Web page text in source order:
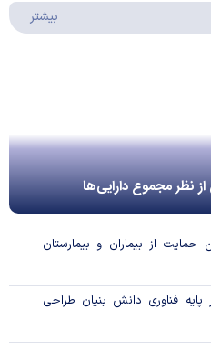
بیشتر
نظر مجموع دارایی‌ها
حمایت از بیماران و بیمارستان
فناوری دانش بنیان طراحی